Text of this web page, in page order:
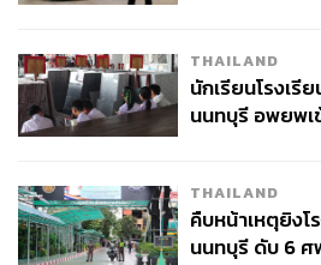
THAILAND
นักเรียนโรงเรี
นนทบุรี อพยพ
THAILAND
คืบหน้าเหตุยิงโ
นนทบุรี ดับ 6 ศ